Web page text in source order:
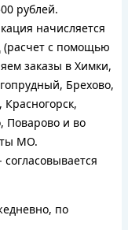
рублей.
начисляется
(расчет с помощью
заказы в Химки,
Брехово,
Поварово и во
МО.
по